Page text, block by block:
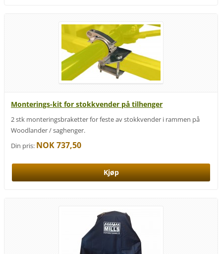
Monterings-kit for stokkvender på tilhenger
2 stk monteringsbraketter for feste av stokkvender i rammen på
Woodlander / saghenger.
Din pris: NOK 737,50